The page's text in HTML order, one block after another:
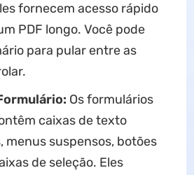
fornecem acesso rápido
PDF longo. Você pode
para pular entre as
Os formulários
caixas de texto
menus suspensos, botões
de seleção. Eles